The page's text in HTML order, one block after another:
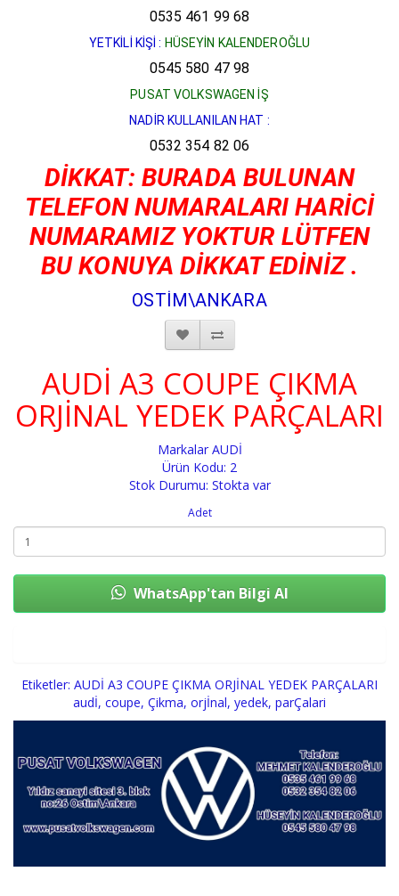
0535 461 99 68
YETKİLİ KİŞİ : HÜSEYİN KALENDEROĞLU
0545 580 47 98
PUSAT VOLKSWAGEN İŞ
NADİR KULLANILAN HAT :
0532 354 82 06
DİKKAT: BURADA BULUNAN
TELEFON NUMARALARI HARİCİ
NUMARAMIZ YOKTUR LÜTFEN
BU KONUYA DİKKAT EDİNİZ .
OSTİM\ANKARA
AUDİ A3 COUPE ÇIKMA
ORJİNAL YEDEK PARÇALARI
Markalar AUDİ
Ürün Kodu: 2
Stok Durumu: Stokta var
Adet
WhatsApp'tan Bilgi Al
Etiketler: AUDİ A3 COUPE ÇIKMA ORJİNAL YEDEK PARÇALARI
audİ, coupe, Çikma, orjİnal, yedek, parÇalari